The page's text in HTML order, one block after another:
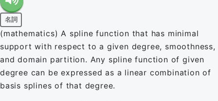
名詞
(mathematics) A spline function that has minimal
support with respect to a given degree, smoothness,
and domain partition. Any spline function of given
degree can be expressed as a linear combination of
basis splines of that degree.